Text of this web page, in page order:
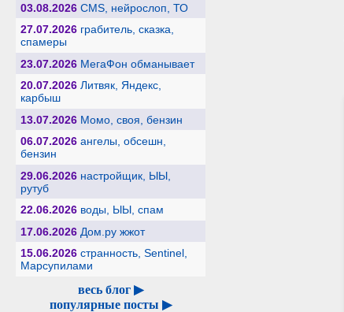
03.08.2026 CMS, нейрослоп, ТО
27.07.2026 грабитель, сказка,
спамеры
23.07.2026 МегаФон обманывает
20.07.2026 Литвяк, Яндекс,
карбыш
13.07.2026 Момо, своя, бензин
06.07.2026 ангелы, обсешн,
бензин
29.06.2026 настройщик, ЫЫ,
рутуб
22.06.2026 воды, ЫЫ, спам
17.06.2026 Дом.ру жжот
15.06.2026 странность, Sentinel,
Марсупилами
весь блог ▶
популярные посты ▶